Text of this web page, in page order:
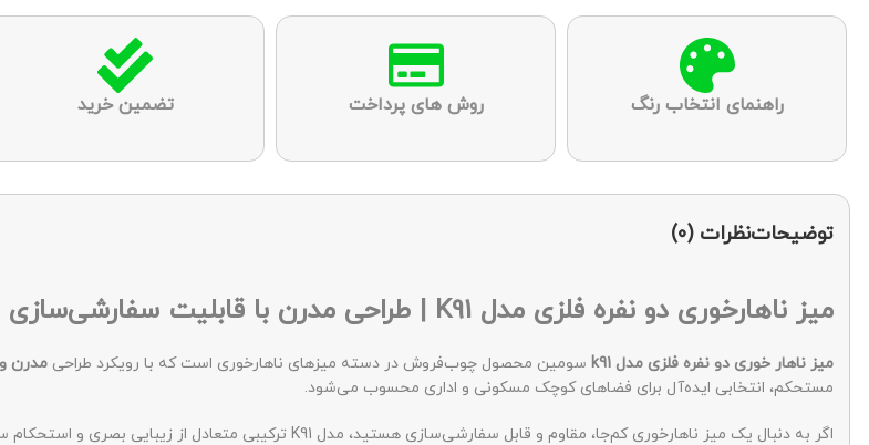
راهنمای انتخاب رنگ روش های پرداخت تضمین خرید
توضیحاتنظرات (0)
میز ناهارخوری دو نفره فلزی مدل K91 | طراحی مدرن با قابلیت سفارشی‌سازی
میز ناهار خوری دو نفره فلزی مدل k91 سومین محصول چوب‌فروش در دسته میزهای ناهارخوری است که با رویکرد طراحی مدرن
مستحکم، انتخابی ایده‌آل برای فضاهای کوچک مسکونی و اداری محسوب می‌شود.
اگر به دنبال یک میز ناهارخوری کم‌جا، مقاوم و قابل سفارشی‌سازی هستید، مدل K91 ترکیبی متعادل از زیبایی بصری و استحکام سازه‌ای را ارائه می‌دهد.